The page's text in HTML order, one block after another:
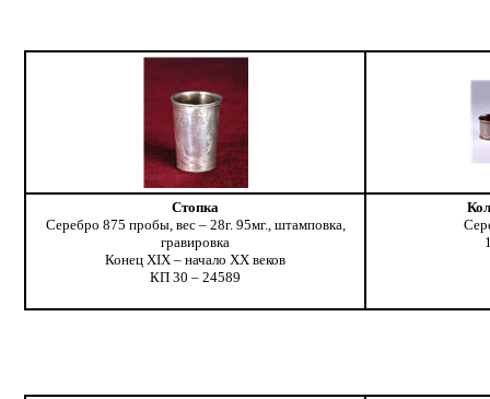
Стопка
Серебро 875 пробы, вес – 28г. 95мг., штамповка,
гравировка
Конец XIX – начало ХХ веков
КП 30 – 24589